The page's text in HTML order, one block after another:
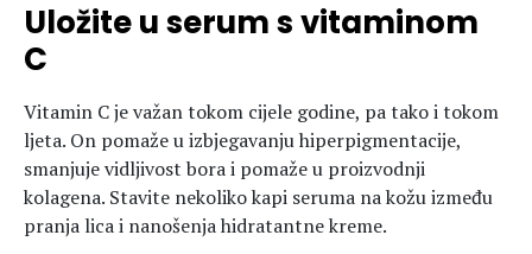
Uložite u serum s vitaminom
C
Vitamin C je važan tokom cijele godine, pa tako i tokom
ljeta. On pomaže u izbjegavanju hiperpigmentacije,
smanjuje vidljivost bora i pomaže u proizvodnji
kolagena. Stavite nekoliko kapi seruma na kožu između
pranja lica i nanošenja hidratantne kreme.